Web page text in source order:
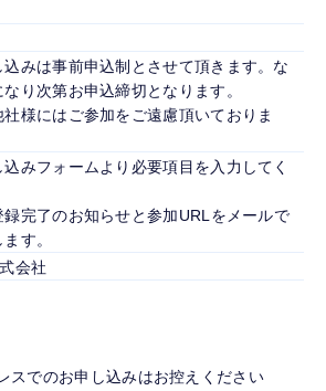
込みは事前申込制とさせて頂きます。な
り次第お申込締切となります。
社様にはご参加をご遠慮頂いておりま
込みフォームより必要項目を入力してく
録完了のお知らせと参加URLをメールで
す。
会社
スでのお申し込みはお控えください